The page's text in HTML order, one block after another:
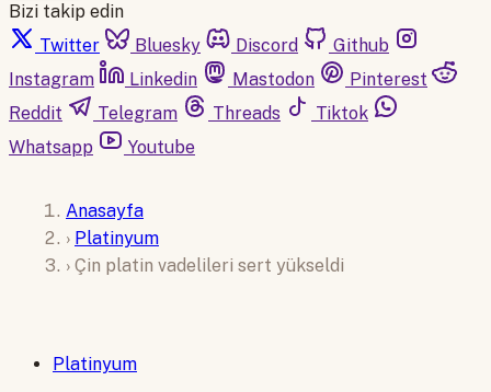
Bizi takip edin
Twitter
Bluesky Discord
Github
Instagram
Linkedin Mastodon
Pinterest
Reddit
Telegram Threads
Tiktok
Whatsapp
Youtube
Anasayfa
› Platinyum
› Çin platin vadelileri sert yükseldi
Platinyum